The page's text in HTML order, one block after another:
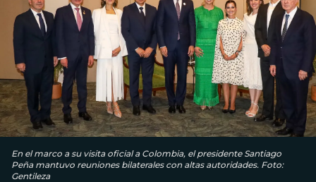
En el marco a su visita oficial a Colombia, el presidente Santiago
Peña mantuvo reuniones bilaterales con altas autoridades. Foto:
Gentileza